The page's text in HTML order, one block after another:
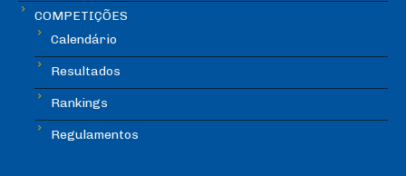
COMPETIÇÕES
Calendário
Resultados
Rankings
Regulamentos